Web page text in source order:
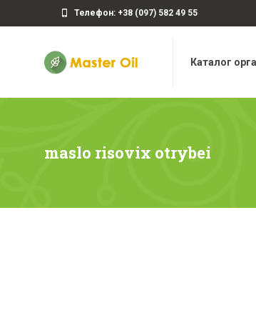
Телефон: +38 (097) 582 49 55
Каталог
maslo risovix otrybei